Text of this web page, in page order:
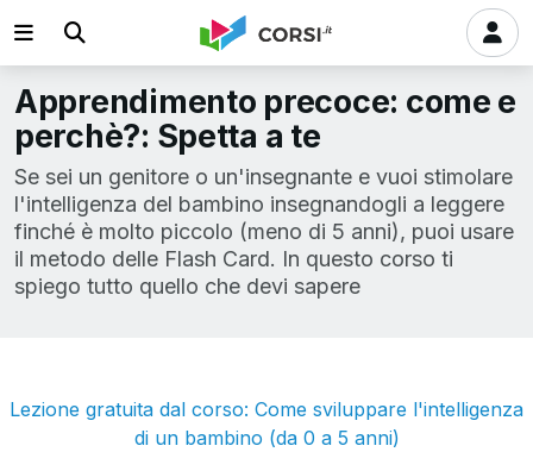
Apprendimento precoce: come e
perchè?: Spetta a te
Se sei un genitore o un'insegnante e vuoi stimolare
l'intelligenza del bambino insegnandogli a leggere
finché è molto piccolo (meno di 5 anni), puoi usare
il metodo delle Flash Card. In questo corso ti
spiego tutto quello che devi sapere
Lezione gratuita dal corso: Come sviluppare l'intelligenza
di un bambino (da 0 a 5 anni)